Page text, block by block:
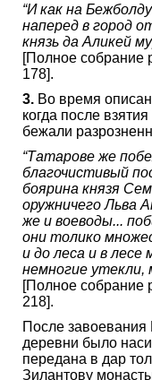
“И как на
наперед в город
князь да Аликей
[Полное собрание
178].
3. Во время
когда после
бежали
“Татарове же
благочистивый
боярина князя
оружничего Льва
же и воеводы...
они толико
и до леса и в
немногие утекли,
[Полное собрание
218].
После завоевания
деревни было
передана в дар
Зилантову